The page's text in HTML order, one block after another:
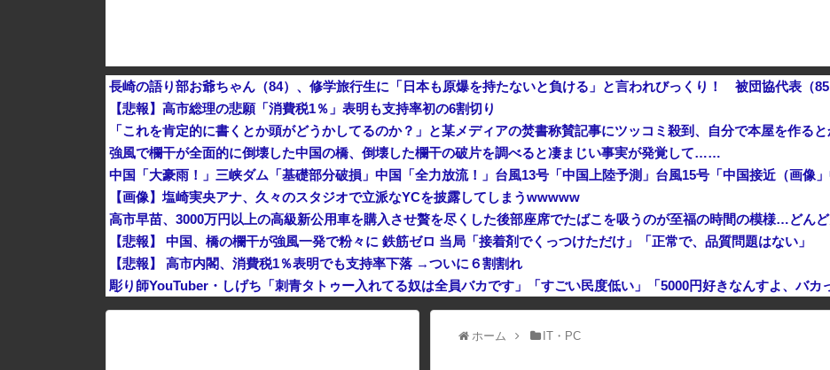
【悲報】高市総理の悲願「消費税1％」表明も支持率初の6割切り
「これを肯定的に書くとか頭がどうかしてるのか？」と某メディアの焚書称賛記事にツッコミ殺到、自分で本屋を作
強風で欄干が全面的に倒壊した中国の橋、倒壊した欄干の破片を調べると凄まじい事実が発覚して……
【画像】塩崎実央アナ、久々のスタジオで立派なYCを披露してしまうwwwww
高市早苗、3000万円以上の高級新公用車を購入させ贅を尽くした後部座席でたばこを吸うのが至福の時間の模様…どん
【悲報】 中国、橋の欄干が強風一発で粉々に 鉄筋ゼロ 当局「接着剤でくっつけただけ」「正常で、品質問題はない」
【悲報】 高市内閣、消費税1％表明でも支持率下落 →ついに６割割れ
彫り師YouTuber・しげち「刺青タトゥー入れてる奴は全員バカです」「すごい民度低い」「5000円好きなんすよ、バカ
ホーム
IT・PC